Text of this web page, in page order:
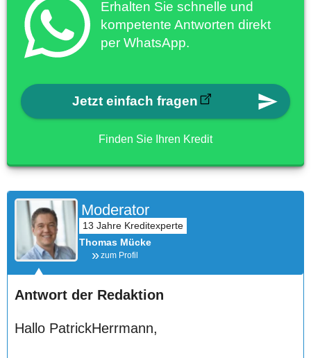
Erhalten Sie schnelle und
kompetente Antworten direkt
per WhatsApp.
Jetzt einfach fragen
Finden Sie Ihren Kredit
Moderator
Thomas Mücke
zum Profil
Antwort der Redaktion
Hallo PatrickHerrmann,